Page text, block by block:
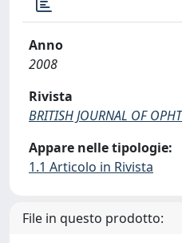
Anno
2008
Rivista
BRITISH JOURNAL OF
Appare nelle tipologie:
1.1 Articolo in Rivista
File in questo prodotto: